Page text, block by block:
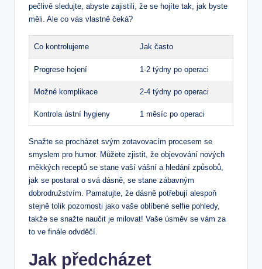
pečlivě sledujte, abyste zajistili, že se hojíte tak, jak byste
měli. Ale co vás vlastně čeká?
Co kontrolujeme Jak často
Progrese hojení 1-2 týdny po operaci
Možné komplikace 2-4 týdny po operaci
Kontrola ústní hygieny 1 měsíc po operaci
Snažte se procházet svým zotavovacím procesem se
smyslem pro humor. Můžete zjistit, že objevování nových
měkkých receptů se stane vaší vášní a hledání způsobů,
jak se postarat o svá dásně, se stane zábavným
dobrodružstvím. Pamatujte, že dásně potřebují alespoň
stejně tolik pozornosti jako vaše oblíbené selfie pohledy,
takže se snažte naučit je milovat! Vaše úsměv se vám za
to ve finále odvděčí.
Jak předcházet